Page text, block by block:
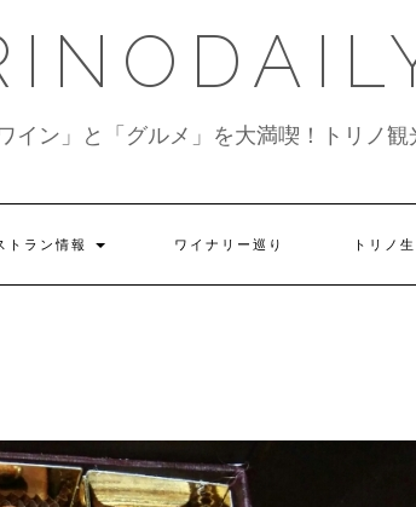
イン」と「グルメ」を大満喫！トリノ観
トラン情報 ワイナリー巡り トリノ